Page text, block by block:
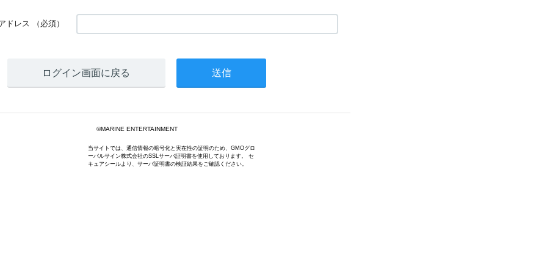
ドレス （必須）
ログイン画面に戻る
©MARINE ENTERTAINMENT
当サイトでは、通信情報の暗号化と実在性の証明のため、GMOグロ
ーバルサイン株式会社のSSLサーバ証明書を使用しております。 セ
キュアシールより、サーバ証明書の検証結果をご確認ください。